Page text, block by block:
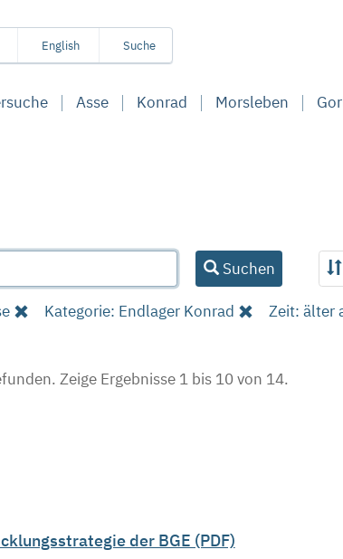
English Suche
Asse Konrad Morsleben
Suchen
Kategorie: Endlager Konrad
Zeit: älter
Zeige Ergebnisse 1 bis 10 von 14.
der BGE (PDF)